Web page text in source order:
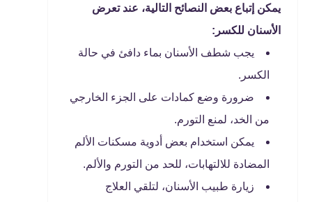
يمكن إتباع بعض النصائح التالية، عند تعرض
الأسنان للكسر:
يجب شطف الأسنان بماء دافئ في حالة
الكسر.
ضرورة وضع كمادات على الجزء الخارجي
من الخد، لمنع التورم.
يمكن استخدام بعض أدوية مسكنات الألم
المضادة للالتهابات، للحد من التورم والألم.
زيارة طبيب الأسنان، لتلقي العلاج